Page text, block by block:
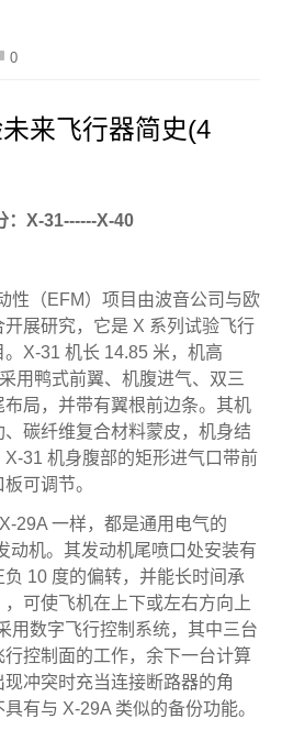
0
来飞行器简史(4
：X-31------X-40
（EFM）项目由波音公司与欧
展研究，它是 X 系列试验飞行
X-31 机长 14.85 米，机高
用鸭式前翼、机腹进气、双三
局，并带有翼根前边条。其机
碳纤维复合材料蒙皮，机身结
31 机身腹部的矩形进气口带前
可调节。
一样，都是通用电气的
动机。其发动机尾喷口处安装有
10 度的偏转，并能长时间承
可使飞机在上下或左右方向上
用数字飞行控制系统，其中三台
行控制面的工作，余下一台计算
冲突时充当连接断路器的角
有与 X-29A 类似的备份功能。